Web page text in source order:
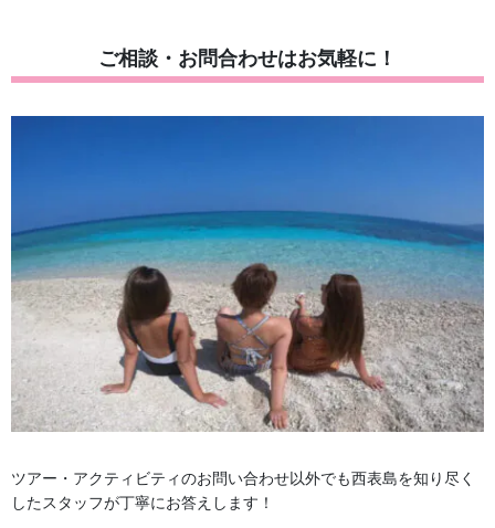
ご相談・お問合わせはお気軽に！
ツアー・アクティビティのお問い合わせ以外でも西表島を知り尽く
したスタッフが丁寧にお答えします！